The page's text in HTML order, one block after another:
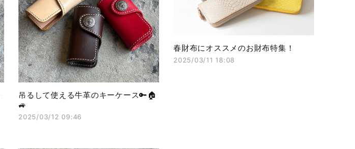
吊るして使える牛革のキーケース🔑🏠
🚙
2025/03/12 09:46
春財布にオススメのお財布特集！
2025/03/11 18:08